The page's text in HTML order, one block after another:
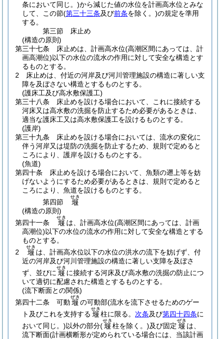
条において同じ。)から減じた値の水位を計画高水位とみな
して、この節(第三十三条及び前条を除く。)の規定を準用
する。
第三節
床止め
(構造の原則)
第三十七条
床止めは、計画高水位(高潮区間にあっては、計
画高潮位)以下の水位の流水の作用に対して安全な構造とす
るものとする。
2
床止めは、付近の河岸及び河川管理施設の構造に著しい支
障を及ぼさない構造とするものとする。
(護床工及び高水敷保護工)
第三十八条
床止めを設ける場合において、これに接続する
河床又は高水敷の洗掘を防止するため必要があるときは、
適当な護床工又は高水敷保護工を設けるものとする。
(護岸)
第三十九条
床止めを設ける場合においては、流水の変化に
伴う河岸又は堤防の洗掘を防止するため、規則で定めると
ころにより、護岸を設けるものとする。
(魚道)
第四十条
床止めを設ける場合において、魚類の遡上等を妨
げないようにするため必要があるときは、規則で定めると
ころにより、魚道を設けるものとする。
第四節
堰
せき
(構造の原則)
第四十一条
堰
せき
は、計画高水位(高潮区間にあっては、計画
高潮位)以下の水位の流水の作用に対して安全な構造とする
ものとする。
2
堰
せき
は、計画高水位以下の水位の洪水の流下を妨げず、付
近の河岸及び河川管理施設の構造に著しい支障を及ぼさ
ず、並びに 堰
せき
に接続する河床及び高水敷の洗掘の防止につ
いて適切に配慮された構造とするものとする。
(流下断面との関係)
第四十二条
可動 堰
ぜき
の可動部(流水を流下させるためのゲー
ト及びこれを支持する 堰
せき
柱に限る。 次条及び第四十四条に
おいて同じ。)以外の部分(堰
せき
柱を除く。)及び固定 堰
ぜき
は、
流下断面(計画横断形が定められている場合には、当該計画